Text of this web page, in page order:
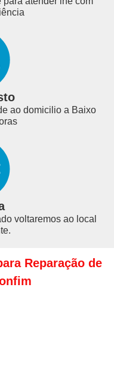
ao domicilio a Baixo
voltaremos ao local
Reparação de